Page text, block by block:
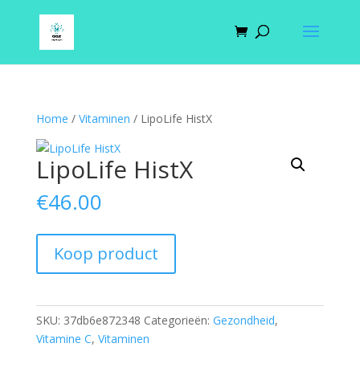
Home / Vitaminen / LipoLife HistX
LipoLife HistX
€46.00
Koop product
SKU: 37db6e872348 Categorieën: Gezondheid,
Vitamine C, Vitaminen